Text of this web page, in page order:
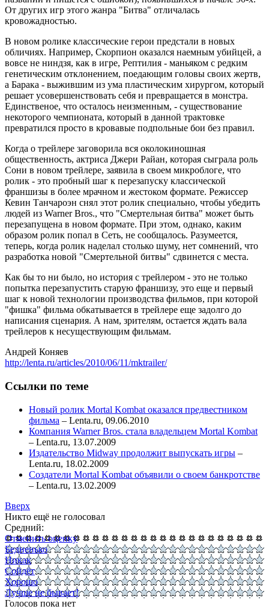
От других игр этого жанра "Битва" отличалась
кровожадностью.
В новом ролике классические герои предстали в новых
обличиях. Например, Скорпион оказался наемным убийцей, а
вовсе не ниндзя, как в игре, Рептилия - маньяком с редким
генетическим отклонением, поедающим головы своих жертв,
а Барака - выжившим из ума пластическим хирургом, который
решает усовершенствовать себя и превращается в монстра.
Единственое, что осталось неизменным, - существование
некоторого чемпионата, который в данной трактовке
превратился просто в кровавые подпольные бои без правил.
Когда о трейлере заговорила вся околокиношная
общественность, актриса Джери Райан, которая сыграла роль
Сони в новом трейлере, заявила в своем микроблоге, что
ролик - это пробный шаг к перезапуску классической
франшизы в более мрачном и жестоком формате. Режиссер
Кевин Танчароэн снял этот ролик специально, чтобы убедить
людей из Warner Bros., что "Смертельная битва" может быть
перезапущена в новом формате. При этом, однако, каким
образом ролик попал в Сеть, не сообщалось. Разумеется,
теперь, когда ролик наделал столько шуму, нет сомнений, что
разработка новой "Смертельной битвы" сдвинется с места.
Как бы то ни было, но история с трейлером - это не только
попытка перезапустить старую франшизу, это еще и первый
шаг к новой технологии производства фильмов, при которой
"фишка" фильма обкатывается в трейлере еще задолго до
написания сценария. А нам, зрителям, остается ждать вала
трейлеров к несуществующим фильмам.
Андрей Коняев
http://lenta.ru/articles/2010/06/11/mktrailer/
Ссылки по теме
Новый ролик Mortal Kombat оказался предвестником
фильма – Lenta.ru, 09.06.2010
Компания Warner Bros. стала владельцем Mortal Kombat
– Lenta.ru, 13.07.2009
Издательство Midway продолжит выпускать игры –
Lenta.ru, 18.02.2009
Создатели Mortal Kombat объявили о своем банкротстве
– Lenta.ru, 13.02.2009
Вверх
Никто ещё не голосовал
Средний:
Отменить оценку
Бедненько
Никак
Сойдёт
Хорошо
Лучше не бывает!
Голосов пока нет